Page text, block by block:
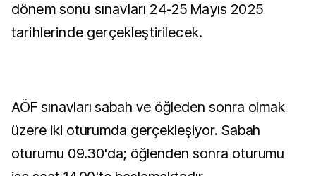
dönem sonu sınavları 24-25 Mayıs 2025
tarihlerinde gerçekleştirilecek.
AÖF sınavları sabah ve öğleden sonra olmak
üzere iki oturumda gerçekleşiyor. Sabah
oturumu 09.30'da; öğlenden sonra oturumu